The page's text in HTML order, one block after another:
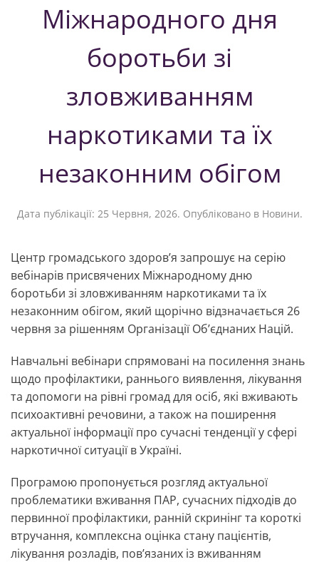
Міжнародного дня
боротьби зі
зловживанням
наркотиками та їх
незаконним обігом
Дата публікації: 25 Червня, 2026. Опубліковано в Новини.
Центр громадського здоров’я запрошує на серію
вебінарів присвячених Міжнародному дню
боротьби зі зловживанням наркотиками та їх
незаконним обігом, який щорічно відзначається 26
червня за рішенням Організації Об’єднаних Націй.
Навчальні вебінари спрямовані на посилення знань
щодо профілактики, раннього виявлення, лікування
та допомоги на рівні громад для осіб, які вживають
психоактивні речовини, а також на поширення
актуальної інформації про сучасні тенденції у сфері
наркотичної ситуації в Україні.
Програмою пропонується розгляд актуальної
проблематики вживання ПАР, сучасних підходів до
первинної профілактики, ранній скринінг та короткі
втручання, комплексна оцінка стану пацієнтів,
лікування розладів, пов’язаних із вживанням